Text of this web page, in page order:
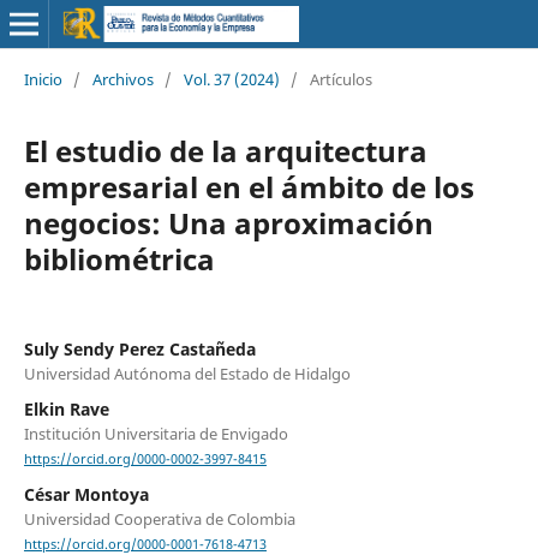
Inicio / Archivos / Vol. 37 (2024) / Artículos
El estudio de la arquitectura
empresarial en el ámbito de los
negocios: Una aproximación
bibliométrica
Suly Sendy Perez Castañeda
Universidad Autónoma del Estado de Hidalgo
Elkin Rave
Institución Universitaria de Envigado
https://orcid.org/0000-0002-3997-8415
César Montoya
Universidad Cooperativa de Colombia
https://orcid.org/0000-0001-7618-4713